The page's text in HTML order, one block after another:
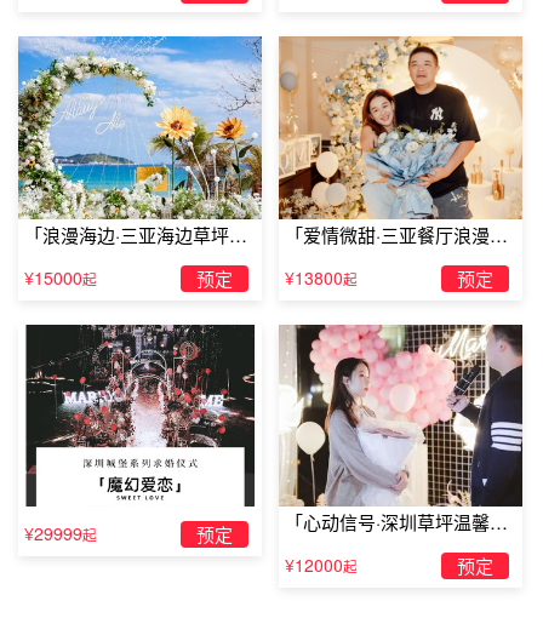
抚顺婚礼求婚方式：有你的每天都是情人节
「浪漫海边·三亚海边草坪浪
¥15000起 预定
「爱情微甜·三亚餐厅浪漫求
¥13800起 预定
¥29999起 预定
「心动信号·深圳草坪温馨求
婚」
¥12000起 预定